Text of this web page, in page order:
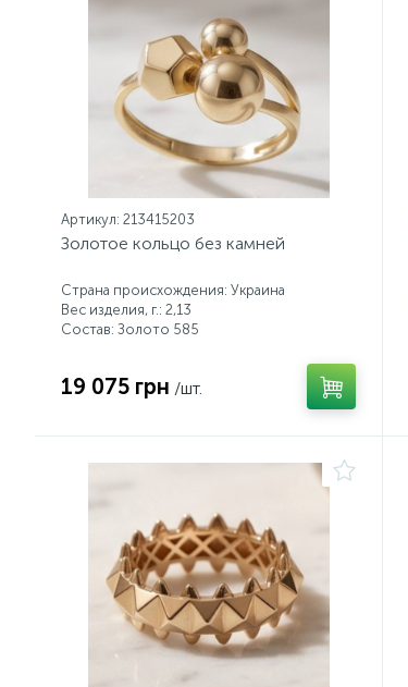
Артикул: 213415203
Золотое кольцо без камней
Страна происхождения: Украина
Вес изделия, г.: 2,13
Состав: Золото 585
19 075 грн /шт.